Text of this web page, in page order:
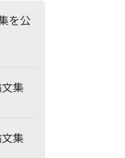
を公
集
集